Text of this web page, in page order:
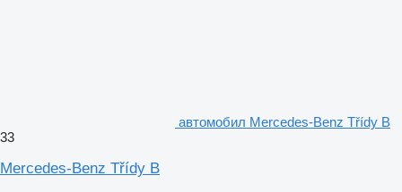
автомобил Mercedes-Benz Třídy B
33
Mercedes-Benz Třídy B